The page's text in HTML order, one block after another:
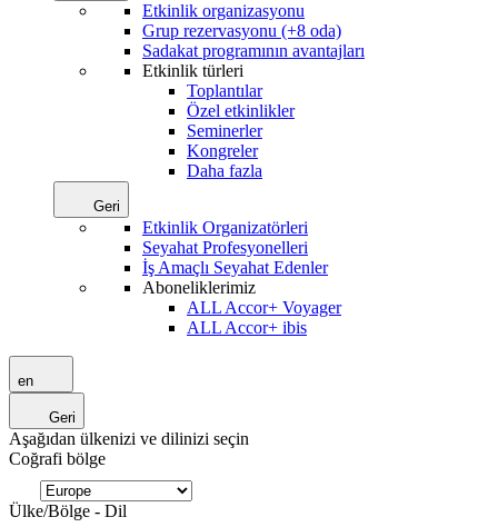
Etkinlik organizasyonu
Grup rezervasyonu (+8 oda)
Sadakat programının avantajları
Etkinlik türleri
Toplantılar
Özel etkinlikler
Seminerler
Kongreler
Daha fazla
Geri
Etkinlik Organizatörleri
Seyahat Profesyonelleri
İş Amaçlı Seyahat Edenler
Aboneliklerimiz
ALL Accor+ Voyager
ALL Accor+ ibis
en
Geri
Aşağıdan ülkenizi ve dilinizi seçin
Coğrafi bölge
Ülke/Bölge - Dil